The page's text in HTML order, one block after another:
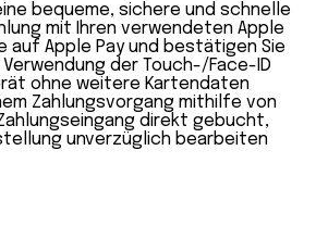
bequeme, sichere und schnelle
mit Ihren verwendeten Apple
auf Apple Pay und bestätigen Sie
Verwendung der Touch-/Face-ID
ohne weitere Kartendaten
Zahlungsvorgang mithilfe von
direkt gebucht,
unverzüglich bearbeiten